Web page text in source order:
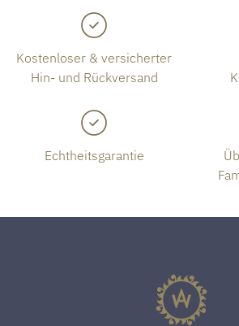
Kostenloser & versicherter
Hin- und Rückversand
Echtheitsgarantie